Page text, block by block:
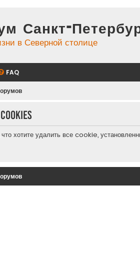
Санкт-
в Северной столице
FAQ
хотите удалить все cookie,